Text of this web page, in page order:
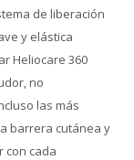
de liberación
y elástica
Heliocare 360
no
las más
barrera cutánea y
con cada